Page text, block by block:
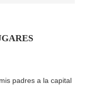
padres a la capital